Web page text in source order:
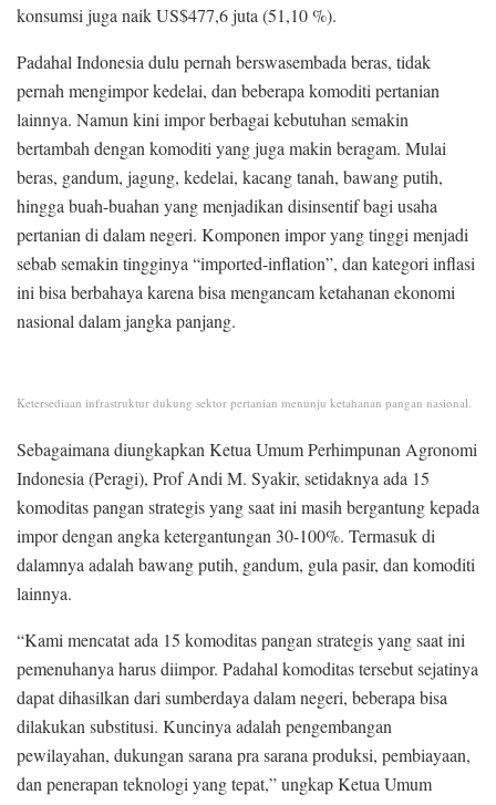
konsumsi juga naik US$477,6 juta (51,10 %).
Padahal Indonesia dulu pernah berswasembada beras, tidak
pernah mengimpor kedelai, dan beberapa komoditi pertanian
lainnya. Namun kini impor berbagai kebutuhan semakin
bertambah dengan komoditi yang juga makin beragam. Mulai
beras, gandum, jagung, kedelai, kacang tanah, bawang putih,
hingga buah-buahan yang menjadikan disinsentif bagi usaha
pertanian di dalam negeri. Komponen impor yang tinggi menjadi
sebab semakin tingginya “imported-inflation”, dan kategori inflasi
ini bisa berbahaya karena bisa mengancam ketahanan ekonomi
nasional dalam jangka panjang.
Ketersediaan infrastruktur dukung sektor pertanian menunju ketahanan pangan nasional.
Sebagaimana diungkapkan Ketua Umum Perhimpunan Agronomi
Indonesia (Peragi), Prof Andi M. Syakir, setidaknya ada 15
komoditas pangan strategis yang saat ini masih bergantung kepada
impor dengan angka ketergantungan 30-100%. Termasuk di
dalamnya adalah bawang putih, gandum, gula pasir, dan komoditi
lainnya.
“Kami mencatat ada 15 komoditas pangan strategis yang saat ini
pemenuhanya harus diimpor. Padahal komoditas tersebut sejatinya
dapat dihasilkan dari sumberdaya dalam negeri, beberapa bisa
dilakukan substitusi. Kuncinya adalah pengembangan
pewilayahan, dukungan sarana pra sarana produksi, pembiayaan,
dan penerapan teknologi yang tepat,” ungkap Ketua Umum